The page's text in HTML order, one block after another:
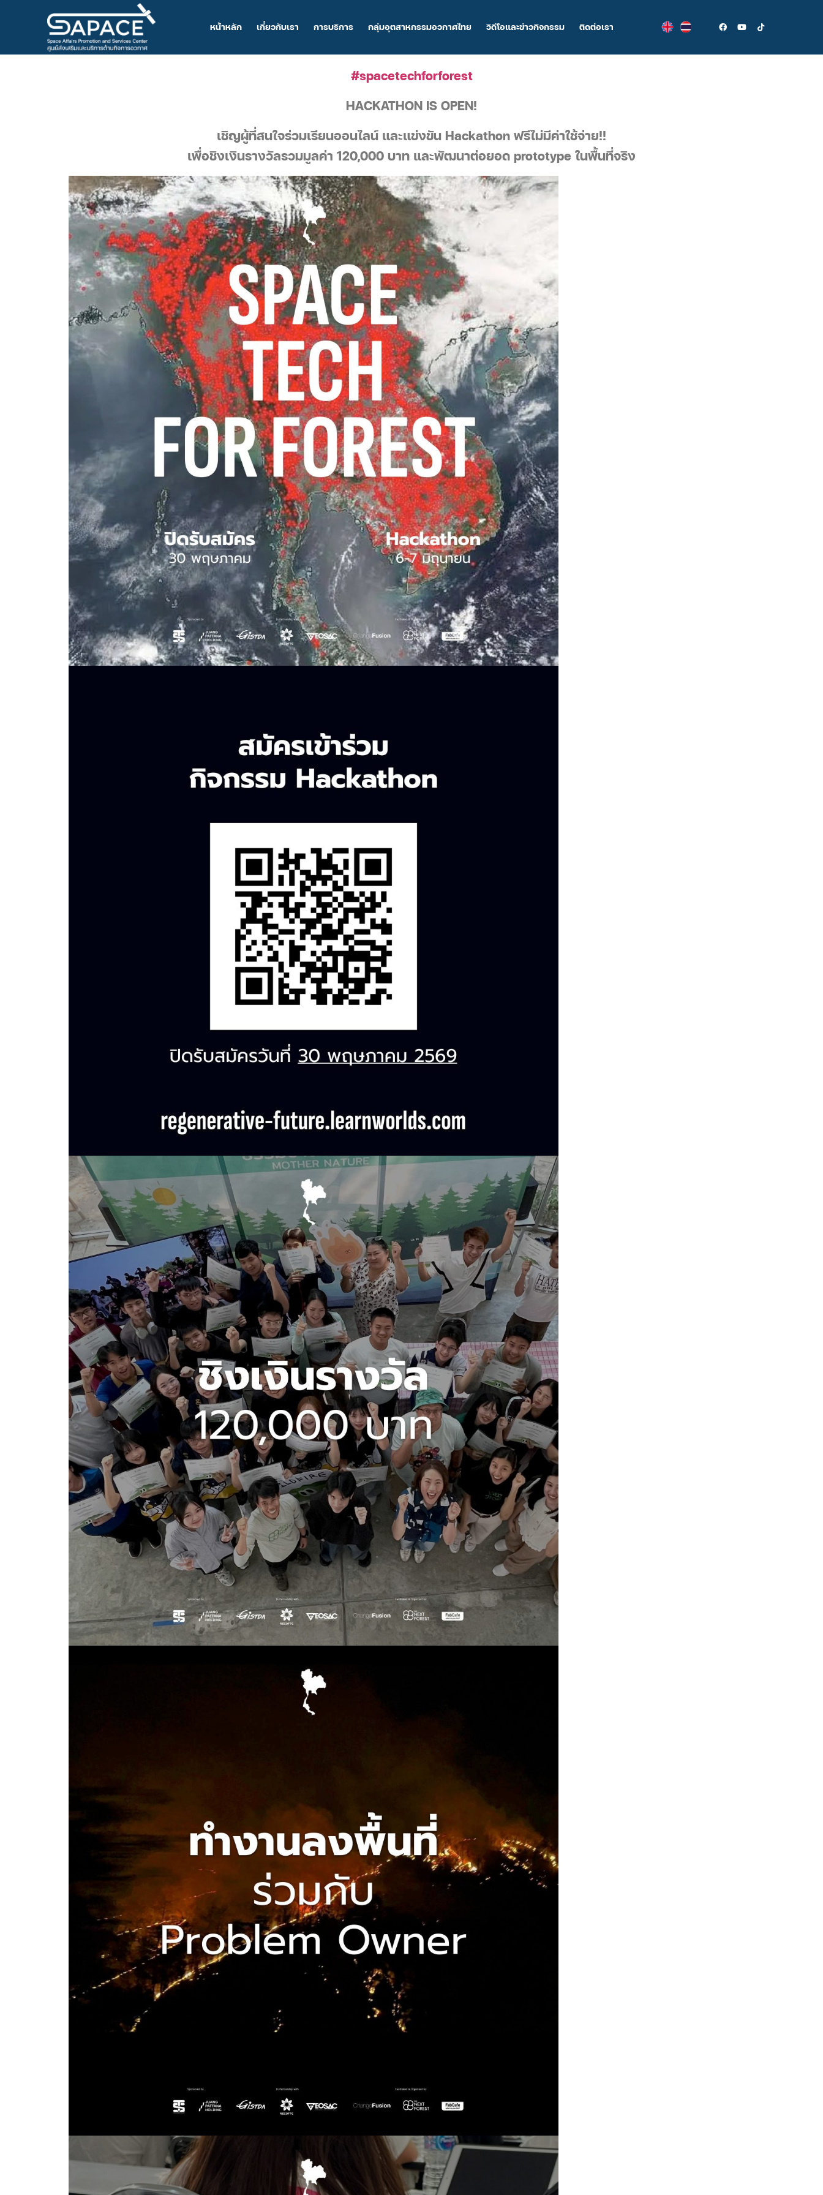
หน้าหลัก เกี่ยวกับเรา การบริการ กลุ่มอุตสาหกรรมอวกาศไทย วิดีโอและข่าวกิจกรรม ติดต่อเรา
#spacetechforforest
HACKATHON IS OPEN!
เชิญผู้ที่สนใจร่วมเรียนออนไลน์ และแข่งขัน Hackathon ฟรีไม่มีค่าใช้จ่าย!!
เพื่อชิงเงินรางวัลรวมมูลค่า 120,000 บาท และพัฒนาต่อยอด prototype ในพื้นที่จริง